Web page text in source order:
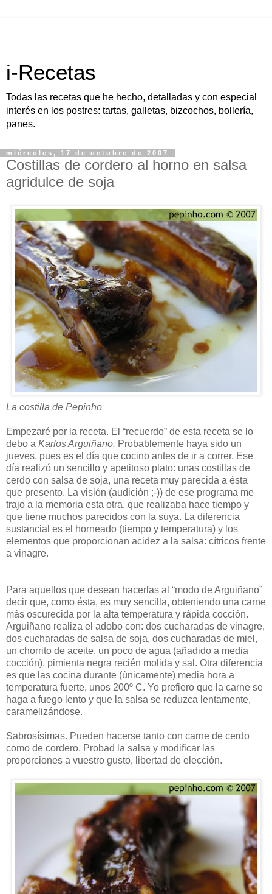
i-Recetas
Todas las recetas que he hecho, detalladas y con especial
interés en los postres: tartas, galletas, bizcochos, bollería,
panes.
miércoles, 17 de octubre de 2007
Costillas de cordero al horno en salsa
agridulce de soja
La costilla de Pepinho
Empezaré por la receta. El “recuerdo” de esta receta se lo
debo a Karlos Arguiñano. Probablemente haya sido un
jueves, pues es el día que cocino antes de ir a correr. Ese
día realizó un sencillo y apetitoso plato: unas costillas de
cerdo con salsa de soja, una receta muy parecida a ésta
que presento. La visión (audición ;-)) de ese programa me
trajo a la memoria esta otra, que realizaba hace tiempo y
que tiene muchos parecidos con la suya. La diferencia
sustancial es el horneado (tiempo y temperatura) y los
elementos que proporcionan acidez a la salsa: cítricos frente
a vinagre.
Para aquellos que desean hacerlas al “modo de Arguiñano”
decir que, como ésta, es muy sencilla, obteniendo una carne
más oscurecida por la alta temperatura y rápida cocción.
Arguiñano realiza el adobo con: dos cucharadas de vinagre,
dos cucharadas de salsa de soja, dos cucharadas de miel,
un chorrito de aceite, un poco de agua (añadido a media
cocción), pimienta negra recién molida y sal. Otra diferencia
es que las cocina durante (únicamente) media hora a
temperatura fuerte, unos 200º C. Yo prefiero que la carne se
haga a fuego lento y que la salsa se reduzca lentamente,
caramelizándose.
Sabrosísimas. Pueden hacerse tanto con carne de cerdo
como de cordero. Probad la salsa y modificar las
proporciones a vuestro gusto, libertad de elección.